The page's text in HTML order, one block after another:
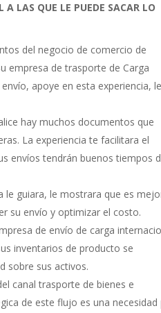
LAS QUE LE PUEDE SACAR LO
del negocio de comercio de
empresa de trasporte de Carga
apoye en esta experiencia,
hay muchos documentos que
La experiencia te facilitara el
envíos tendrán buenos tiempos
le guiara, le mostrara que es
su envío y optimizar el costo.
de envío de carga
inventarios de producto se
sobre sus activos.
canal trasporte de bienes e
de este flujo es una necesidad